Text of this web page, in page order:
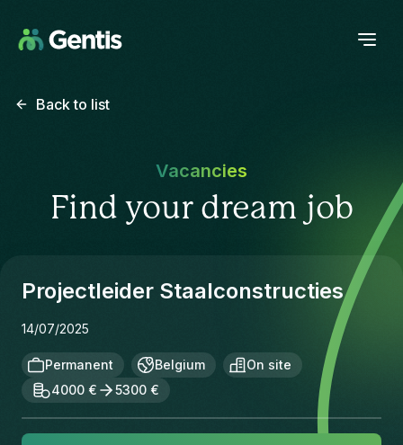
Back to list
Vacancies
Find your dream job
Projectleider Staalconstructies
14/07/2025
Permanent Belgium
On site
4000 €
5300 €